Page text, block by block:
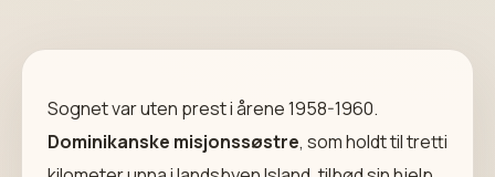
Sognet var uten prest i årene 1958-1960.
Dominikanske misjonssøstre, som holdt til tretti